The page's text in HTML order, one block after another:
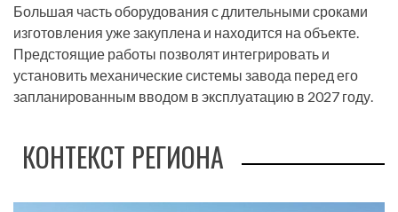
Большая часть оборудования с длительными сроками
изготовления уже закуплена и находится на объекте.
Предстоящие работы позволят интегрировать и
установить механические системы завода перед его
запланированным вводом в эксплуатацию в 2027 году.
КОНТЕКСТ РЕГИОНА